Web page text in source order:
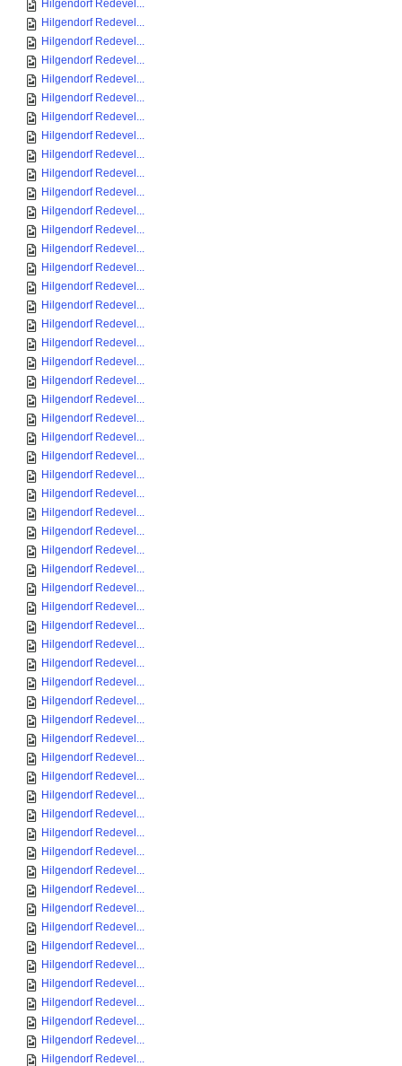
Hilgendorf Redevel...
Hilgendorf Redevel...
Hilgendorf Redevel...
Hilgendorf Redevel...
Hilgendorf Redevel...
Hilgendorf Redevel...
Hilgendorf Redevel...
Hilgendorf Redevel...
Hilgendorf Redevel...
Hilgendorf Redevel...
Hilgendorf Redevel...
Hilgendorf Redevel...
Hilgendorf Redevel...
Hilgendorf Redevel...
Hilgendorf Redevel...
Hilgendorf Redevel...
Hilgendorf Redevel...
Hilgendorf Redevel...
Hilgendorf Redevel...
Hilgendorf Redevel...
Hilgendorf Redevel...
Hilgendorf Redevel...
Hilgendorf Redevel...
Hilgendorf Redevel...
Hilgendorf Redevel...
Hilgendorf Redevel...
Hilgendorf Redevel...
Hilgendorf Redevel...
Hilgendorf Redevel...
Hilgendorf Redevel...
Hilgendorf Redevel...
Hilgendorf Redevel...
Hilgendorf Redevel...
Hilgendorf Redevel...
Hilgendorf Redevel...
Hilgendorf Redevel...
Hilgendorf Redevel...
Hilgendorf Redevel...
Hilgendorf Redevel...
Hilgendorf Redevel...
Hilgendorf Redevel...
Hilgendorf Redevel...
Hilgendorf Redevel...
Hilgendorf Redevel...
Hilgendorf Redevel...
Hilgendorf Redevel...
Hilgendorf Redevel...
Hilgendorf Redevel...
Hilgendorf Redevel...
Hilgendorf Redevel...
Hilgendorf Redevel...
Hilgendorf Redevel...
Hilgendorf Redevel...
Hilgendorf Redevel...
Hilgendorf Redevel...
Hilgendorf Redevel...
Hilgendorf Redevel...